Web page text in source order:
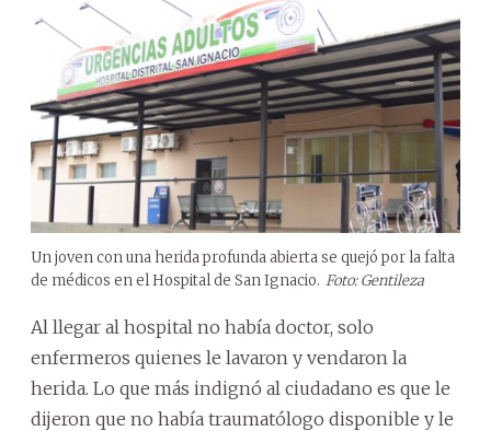
Un joven con una herida profunda abierta se quejó por la falta
de médicos en el Hospital de San Ignacio. Foto: Gentileza
Al llegar al hospital no había doctor, solo
enfermeros quienes le lavaron y vendaron la
herida. Lo que más indignó al ciudadano es que le
dijeron que no había traumatólogo disponible y le